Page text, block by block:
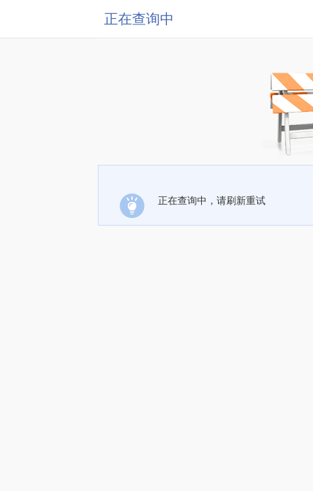
正在查询中
正在查询中，请刷新重试